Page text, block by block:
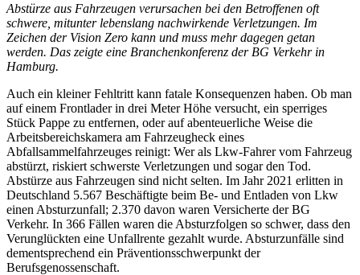
Abstürze aus Fahrzeugen verursachen bei den Betroffenen oft
schwere, mitunter lebenslang nachwirkende Verletzungen. Im
Zeichen der Vision Zero kann und muss mehr dagegen getan
werden. Das zeigte eine Branchenkonferenz der BG Verkehr in
Hamburg.
Auch ein kleiner Fehltritt kann fatale Konsequenzen haben. Ob man
auf einem Frontlader in drei Meter Höhe versucht, ein sperriges
Stück Pappe zu entfernen, oder auf abenteuerliche Weise die
Arbeitsbereichskamera am Fahrzeugheck eines
Abfallsammelfahrzeuges reinigt: Wer als Lkw-Fahrer vom Fahrzeug
abstürzt, riskiert schwerste Verletzungen und sogar den Tod.
Abstürze aus Fahrzeugen sind nicht selten. Im Jahr 2021 erlitten in
Deutschland 5.567 Beschäftigte beim Be- und Entladen von Lkw
einen Absturzunfall; 2.370 davon waren Versicherte der BG
Verkehr. In 366 Fällen waren die Absturzfolgen so schwer, dass den
Verunglückten eine Unfallrente gezahlt wurde. Absturzunfälle sind
dementsprechend ein Präventionsschwerpunkt der
Berufsgenossenschaft.